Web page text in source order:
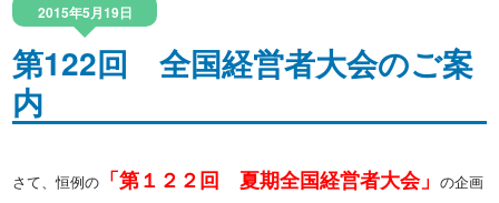
2015年5月19日
第122回 全国経営者大会のご案
内
さて、恒例の 「第１２２回 夏期全国経営者大会」の企画